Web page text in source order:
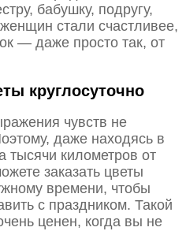
бабушку, подругу,
стали счастливее,
— даже просто так, от
круглосуточно
чувств не
даже находясь в
тысячи километров от
заказать цветы
времени, чтобы
с праздником. Такой
ценен, когда вы не